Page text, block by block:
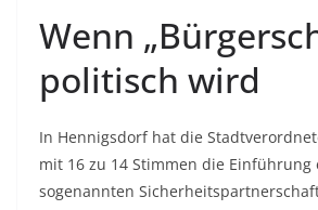
Wenn
politisch wird
In Hennigsdorf hat die
mit 16 zu 14 Stimmen die Einführung
sogenannten